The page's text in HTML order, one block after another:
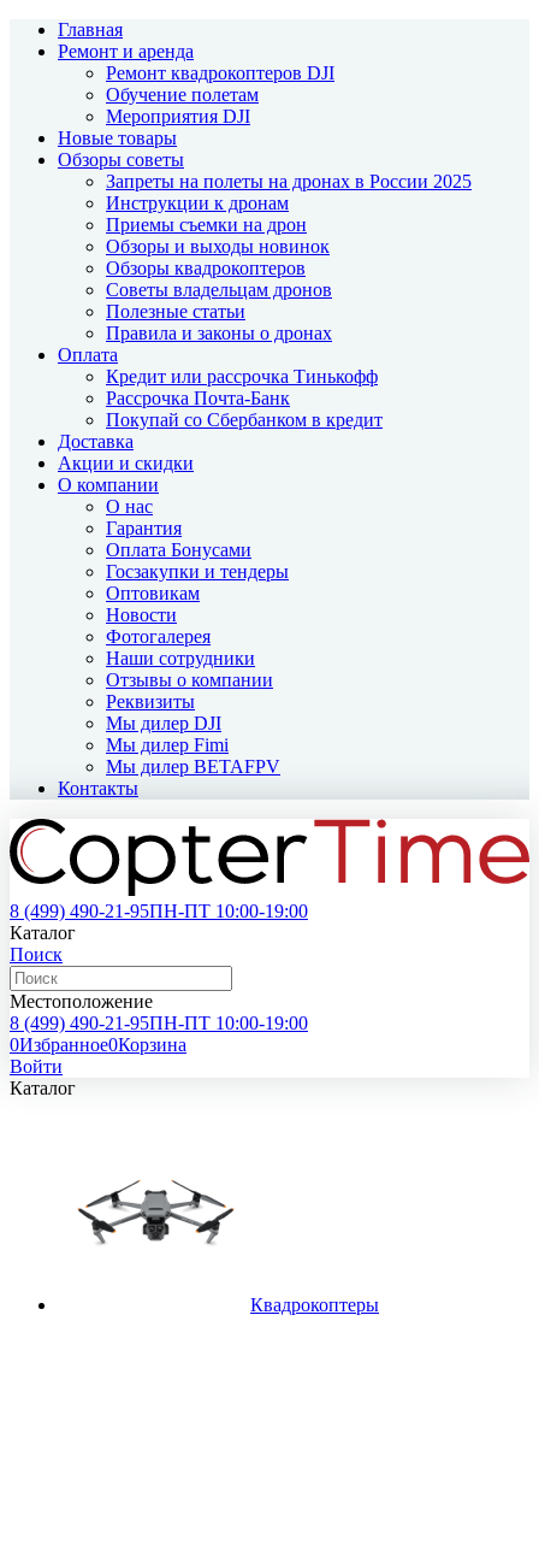
Главная
Ремонт и аренда
Ремонт квадрокоптеров DJI
Обучение полетам
Мероприятия DJI
Новые товары
Обзоры советы
Запреты на полеты на дронах в России 2025
Инструкции к дронам
Приемы съемки на дрон
Обзоры и выходы новинок
Обзоры квадрокоптеров
Советы владельцам дронов
Полезные статьи
Правила и законы о дронах
Оплата
Кредит или рассрочка Тинькофф
Рассрочка Почта-Банк
Покупай со Сбербанком в кредит
Доставка
Акции и скидки
О компании
О нас
Гарантия
Оплата Бонусами
Госзакупки и тендеры
Оптовикам
Новости
Фотогалерея
Наши сотрудники
Отзывы о компании
Реквизиты
Мы дилер DJI
Мы дилер Fimi
Мы дилер BETAFPV
Контакты
8 (499) 490-21-95ПН-ПТ 10:00-19:00
Каталог
Поиск
Местоположение
8 (499) 490-21-95ПН-ПТ 10:00-19:00
0Избранное0Корзина
Войти
Каталог
Квадрокоптеры